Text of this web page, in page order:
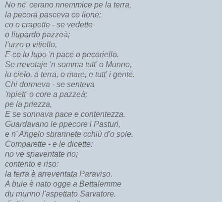
No nc' cerano nnemmice pe la terra,
la pecora pasceva co lione;
co o crapette - se vedette
o liupardo pazzeà;
l'urzo o vitiello,
E co lo lupo 'n pace o pecoriello.
Se rrevotaje 'n somma tutt' o Munno,
lu cielo, a terra, o mare, e tutt' i gente.
Chi dormeva - se senteva
'npiett' o core a pazzeà;
pe la priezza,
E se sonnava pace e contentezza.
Guardavano le ppecore i Pasturi,
e n' Angelo sbrannete cchiù d'o sole.
Comparette - e le dicette:
no ve spaventate no;
contento e riso:
la terra è arreventata Paraviso.
A buie è nato ogge a Bettalemme
du munno l'aspettato Sarvatore.